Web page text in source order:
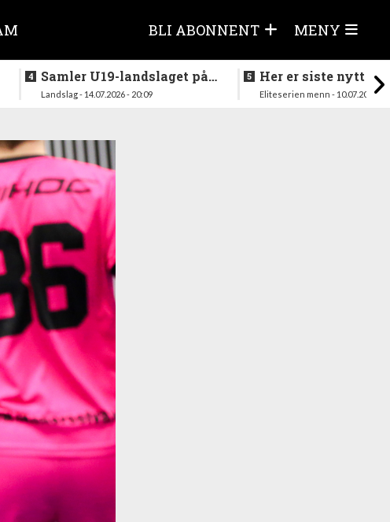
BLI ABONNENT MENY
Samler U19-landslaget på
nytt i august
Landslag - 14.07.2026 - 20:09
Her er siste nytt
season
Eliteserien menn - 10.07.2026 -